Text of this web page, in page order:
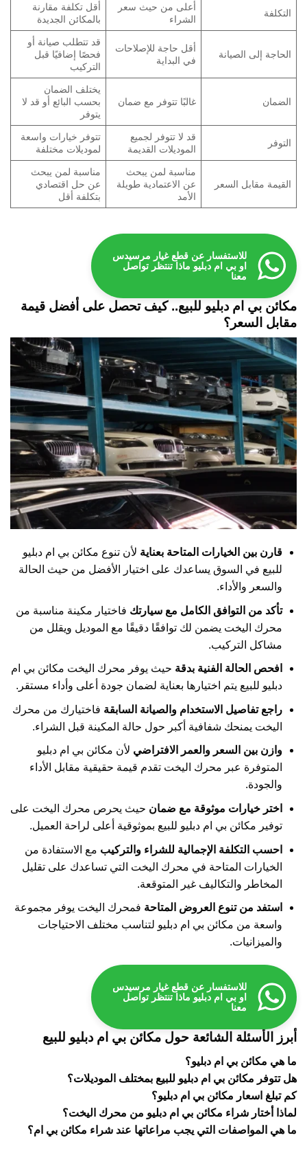
التكلفة
أعلى من حيث سعر
الشراء
أقل تكلفة مقارنة
بالمكائن الجديدة
الحاجة إلى الصيانة
أقل حاجة للإصلاحات
في البداية
قد تتطلب صيانة أو
فحصًا إضافيًا قبل
التركيب
الضمان غالبًا تتوفر مع ضمان
يختلف الضمان
بحسب البائع أو قد لا
يتوفر
التوفر
قد لا تتوفر لجميع
الموديلات القديمة
تتوفر خيارات واسعة
لموديلات مختلفة
القيمة مقابل السعر
مناسبة لمن يبحث
عن الاعتمادية طويلة
الأمد
مناسبة لمن يبحث
عن حل اقتصادي
بتكلفة أقل
للاستفسار عن قطع غيار مرسيدس
او بي ام دبليو ماذا تنتظر تواصل
معنا
مكائن بي ام دبليو للبيع.. كيف تحصل على أفضل قيمة
مقابل السعر؟
قارن بين الخيارات المتاحة بعناية لأن تنوع مكائن بي ام دبليو
للبيع في السوق يساعدك على اختيار الأفضل من حيث الحالة
والسعر والأداء.
تأكد من التوافق الكامل مع سيارتك فاختيار مكينة مناسبة من
محرك اليخت يضمن لك توافقًا دقيقًا مع الموديل ويقلل من
مشاكل التركيب.
افحص الحالة الفنية بدقة حيث يوفر محرك اليخت مكائن بي ام
دبليو للبيع يتم اختيارها بعناية لضمان جودة أعلى وأداء مستقر.
راجع تفاصيل الاستخدام والصيانة السابقة فاختيارك من محرك
اليخت يمنحك شفافية أكبر حول حالة المكينة قبل الشراء.
وازن بين السعر والعمر الافتراضي لأن مكائن بي ام دبليو
المتوفرة عبر محرك اليخت تقدم قيمة حقيقية مقابل الأداء
والجودة.
اختر خيارات موثوقة مع ضمان حيث يحرص محرك اليخت على
توفير مكائن بي ام دبليو للبيع بموثوقية أعلى لراحة العميل.
احسب التكلفة الإجمالية للشراء والتركيب مع الاستفادة من
الخيارات المتاحة في محرك اليخت التي تساعدك على تقليل
المخاطر والتكاليف غير المتوقعة.
استفد من تنوع العروض المتاحة فمحرك اليخت يوفر مجموعة
واسعة من مكائن بي ام دبليو لتناسب مختلف الاحتياجات
والميزانيات.
للاستفسار عن قطع غيار مرسيدس
او بي ام دبليو ماذا تنتظر تواصل
معنا
أبرز الأسئلة الشائعة حول مكائن بي ام دبليو للبيع
ما هي مكائن بي ام دبليو؟
هل تتوفر مكائن بي ام دبليو للبيع بمختلف الموديلات؟
كم تبلغ اسعار مكائن بي ام دبليو؟
لماذا أختار شراء مكائن بي ام دبليو من محرك اليخت؟
ما هي المواصفات التي يجب مراعاتها عند شراء مكائن بي ام؟